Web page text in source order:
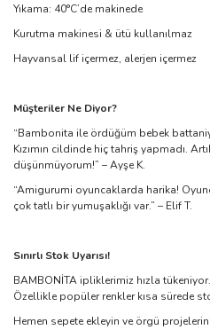
Yıkama: 40°C’de makinede
Kurutma makinesi & ütü kullanılmaz
Hayvansal lif içermez, alerjen içermez
Müşteriler Ne Diyor?
“Bambonita ile ördüğüm bebek
Kızımın cildinde hiç tahriş yapmadı.
düşünmüyorum!” – Ayşe K.
“Amigurumi oyuncaklarda harika!
çok tatlı bir yumuşaklığı var.” – Elif T.
Sınırlı Stok Uyarısı!
BAMBONİTA ipliklerimiz hızla tükeniyor.
Özellikle popüler renkler kısa sürede
Hemen sepete ekleyin ve örgü